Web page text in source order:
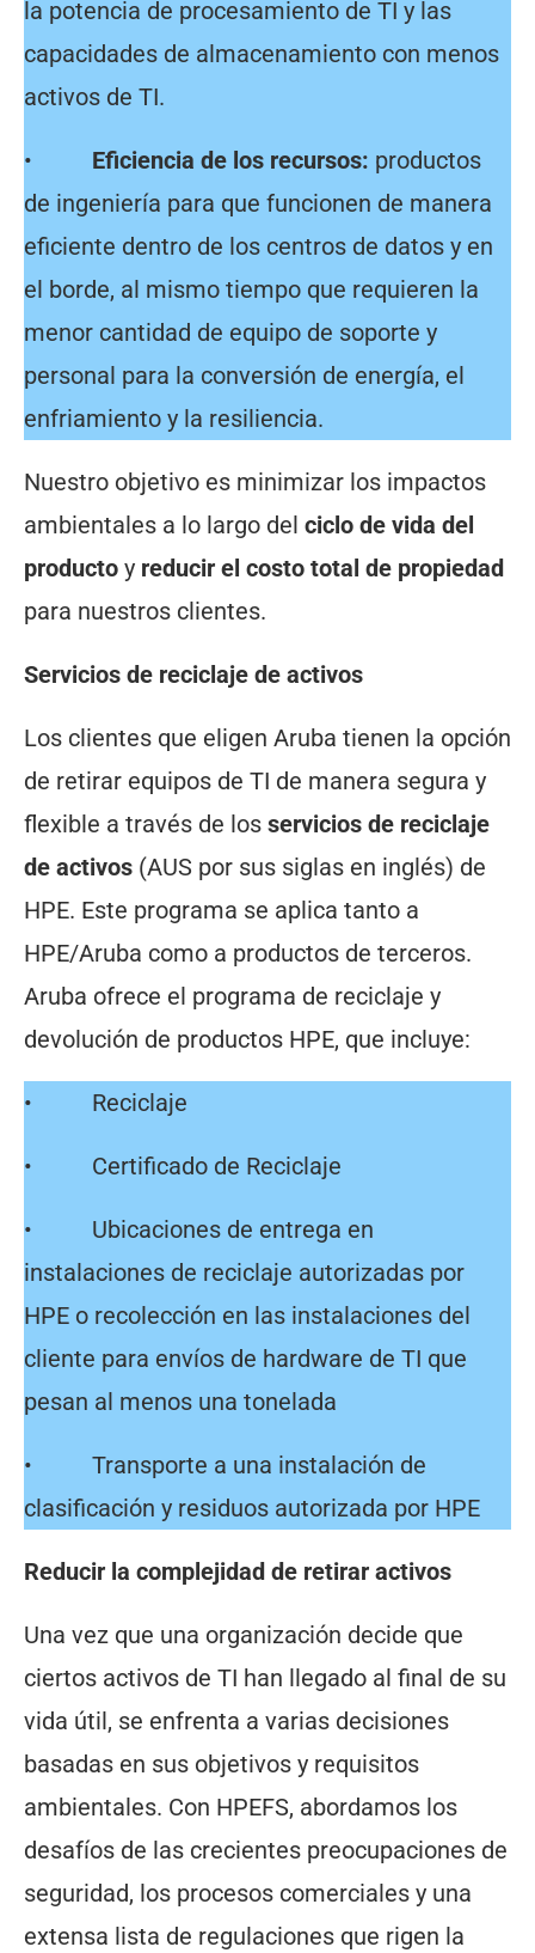
la potencia de procesamiento de TI y las
capacidades de almacenamiento con menos
activos de TI.
• Eficiencia de los recursos: productos
de ingeniería para que funcionen de manera
eficiente dentro de los centros de datos y en
el borde, al mismo tiempo que requieren la
menor cantidad de equipo de soporte y
personal para la conversión de energía, el
enfriamiento y la resiliencia.
Nuestro objetivo es minimizar los impactos
ambientales a lo largo del ciclo de vida del
producto y reducir el costo total de propiedad
para nuestros clientes.
Servicios de reciclaje de activos
Los clientes que eligen Aruba tienen la opción
de retirar equipos de TI de manera segura y
flexible a través de los servicios de reciclaje
de activos (AUS por sus siglas en inglés) de
HPE. Este programa se aplica tanto a
HPE/Aruba como a productos de terceros.
Aruba ofrece el programa de reciclaje y
devolución de productos HPE, que incluye:
• Reciclaje
• Certificado de Reciclaje
• Ubicaciones de entrega en
instalaciones de reciclaje autorizadas por
HPE o recolección en las instalaciones del
cliente para envíos de hardware de TI que
pesan al menos una tonelada
• Transporte a una instalación de
clasificación y residuos autorizada por HPE
Reducir la complejidad de retirar activos
Una vez que una organización decide que
ciertos activos de TI han llegado al final de su
vida útil, se enfrenta a varias decisiones
basadas en sus objetivos y requisitos
ambientales. Con HPEFS, abordamos los
desafíos de las crecientes preocupaciones de
seguridad, los procesos comerciales y una
extensa lista de regulaciones que rigen la